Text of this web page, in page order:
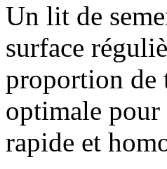
Un lit de
surface
proportion de
optimale pour
rapide et